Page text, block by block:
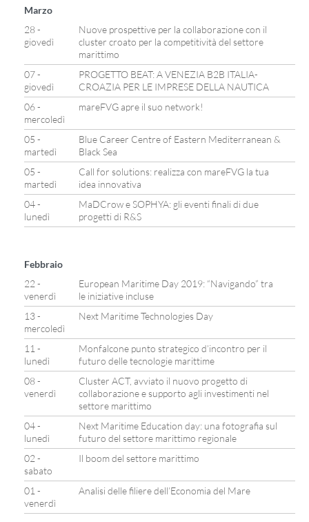
Marzo
28 -
giovedì
Nuove prospettive per la collaborazione con il
cluster croato per la competitività del settore
marittimo
07 -
giovedì
PROGETTO BEAT: A VENEZIA B2B ITALIA-
CROAZIA PER LE IMPRESE DELLA NAUTICA
06 -
mercoledì
mareFVG apre il suo network!
05 -
martedì
Blue Career Centre of Eastern Mediterranean &
Black Sea
05 -
martedì
Call for solutions: realizza con mareFVG la tua
idea innovativa
04 -
lunedì
MaDCrow e SOPHYA: gli eventi finali di due
progetti di R&S
Febbraio
22 -
venerdì
European Maritime Day 2019: “Navigando” tra
le iniziative incluse
13 -
mercoledì
Next Maritime Technologies Day
11 -
lunedì
Monfalcone punto strategico d’incontro per il
futuro delle tecnologie marittime
08 -
venerdì
Cluster ACT, avviato il nuovo progetto di
collaborazione e supporto agli investimenti nel
settore marittimo
04 -
lunedì
Next Maritime Education day: una fotografia sul
futuro del settore marittimo regionale
02 -
sabato
Il boom del settore marittimo
01 -
venerdì
Analisi delle filiere dell’Economia del Mare